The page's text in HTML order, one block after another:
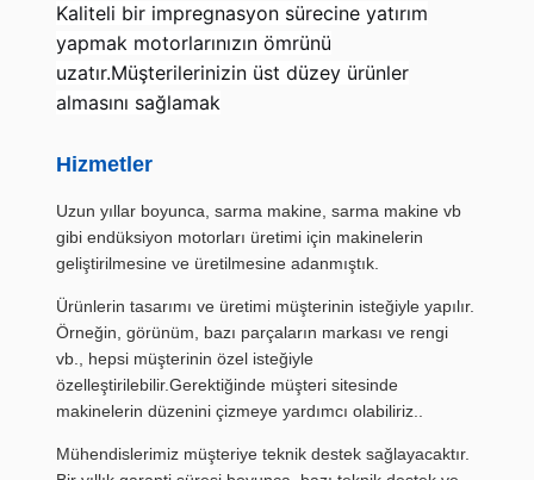
Kaliteli bir impregnasyon sürecine yatırım
yapmak motorlarınızın ömrünü
uzatır.Müşterilerinizin üst düzey ürünler
almasını sağlamak
Hizmetler
Uzun yıllar boyunca, sarma makine, sarma makine vb
gibi endüksiyon motorları üretimi için makinelerin
geliştirilmesine ve üretilmesine adanmıştık.
Ürünlerin tasarımı ve üretimi müşterinin isteğiyle yapılır.
Örneğin, görünüm, bazı parçaların markası ve rengi
vb., hepsi müşterinin özel isteğiyle
özelleştirilebilir.Gerektiğinde müşteri sitesinde
makinelerin düzenini çizmeye yardımcı olabiliriz..
Mühendislerimiz müşteriye teknik destek sağlayacaktır.